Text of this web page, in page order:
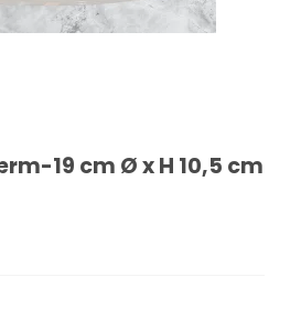
19 cm Ø x H 10,5 cm